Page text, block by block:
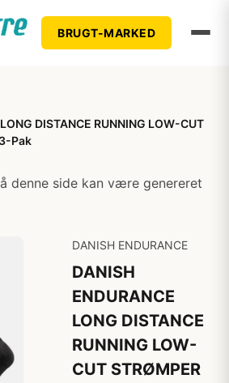
BRUGT-MARKED
DISTANCE RUNNING LOW-CUT
Pak
denne side kan være genereret
DANISH ENDURANCE
DANISH
ENDURANCE
LONG DISTANCE
RUNNING LOW-
CUT STRØMPER